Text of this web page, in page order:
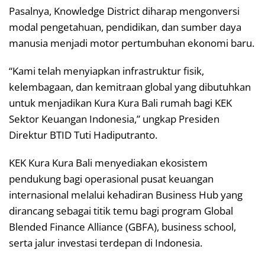
Pasalnya, Knowledge District diharap mengonversi
modal pengetahuan, pendidikan, dan sumber daya
manusia menjadi motor pertumbuhan ekonomi baru.
“Kami telah menyiapkan infrastruktur fisik,
kelembagaan, dan kemitraan global yang dibutuhkan
untuk menjadikan Kura Kura Bali rumah bagi KEK
Sektor Keuangan Indonesia,” ungkap Presiden
Direktur BTID Tuti Hadiputranto.
KEK Kura Kura Bali menyediakan ekosistem
pendukung bagi operasional pusat keuangan
internasional melalui kehadiran Business Hub yang
dirancang sebagai titik temu bagi program Global
Blended Finance Alliance (GBFA), business school,
serta jalur investasi terdepan di Indonesia.